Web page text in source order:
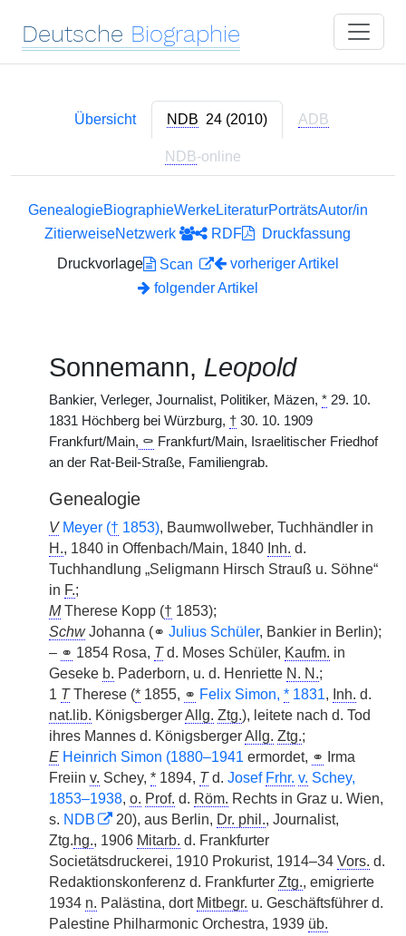
Deutsche Biographie
Übersicht NDB 24 (2010) ADB
NDB-online
GenealogieBiographieWerkeLiteraturPorträtsAutor/in
ZitierweiseNetzwerk RDF
Druckfassung
Druckvorlage
Scan
vorheriger Artikel
folgender Artikel
Sonnemann, Leopold
Bankier, Verleger, Journalist, Politiker, Mäzen, * 29. 10.
1831 Höchberg bei Würzburg, † 30. 10. 1909
Frankfurt/Main, ⚰ Frankfurt/Main, Israelitischer Friedhof
an der Rat-Beil-Straße, Familiengrab.
Genealogie
V Meyer († 1853), Baumwollweber, Tuchhändler in
H., 1840 in Offenbach/Main, 1840 Inh. d.
Tuchhandlung „Seligmann Hirsch Strauß u. Söhne“
in F.;
MTherese Kopp († 1853);
SchwJohanna (⚭ Julius Schüler, Bankier in Berlin);
– ⚭ 1854 Rosa, Td. Moses Schüler, Kaufm. in
Geseke b. Paderborn, u. d. Henriette N. N.;
1 TTherese (* 1855, ⚭ Felix Simon, * 1831, Inh. d.
nat.lib. KönigsbergerAllg. Ztg.), leitete nach d. Tod
ihres Mannes d. KönigsbergerAllg. Ztg.;
E Heinrich Simon (1880–1941 ermordet, ⚭
Irma
Freiin v. Schey, * 1894, Td. Josef Frhr. v. Schey,
1853–1938, o. Prof. d. Röm. Rechts in Graz u. Wien,
s. NDB 20), aus Berlin, Dr. phil., Journalist,
Ztg.hg., 1906 Mitarb. d. Frankfurter
Societätsdruckerei, 1910 Prokurist, 1914–34 Vors. d.
Redaktionskonferenz d. Frankfurter Ztg., emigrierte
1934 n. Palästina, dort Mitbegr. u. Geschäftsführer d.
Palestine Philharmonic Orchestra, 1939 üb.